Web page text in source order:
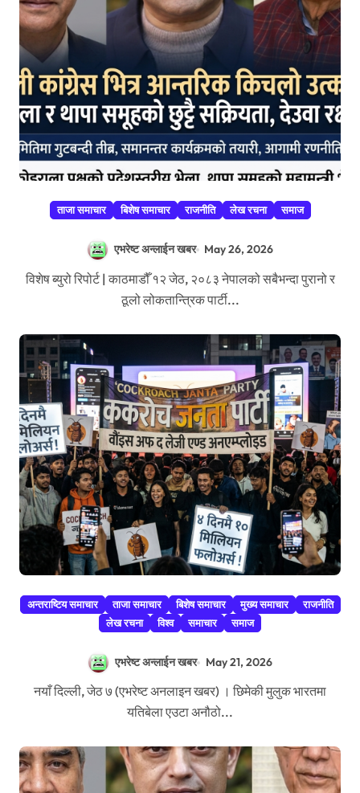
ताजा समाचार बिशेष समाचार राजनीति लेख रचना समाज
एभरेष्ट अन्लाईन खबर May 26, 2026
विशेष ब्युरो रिपोर्ट | काठमाडौँ १२ जेठ, २०८३ नेपालको सबैभन्दा पुरानो र
ठूलो लोकतान्त्रिक पार्टी...
अन्तराष्टिय समाचार ताजा समाचार बिशेष समाचार मुख्य समाचार
राजनीति
लेख रचना
विश्व समाचार समाज
एभरेष्ट अन्लाईन खबर May 21, 2026
नयाँ दिल्ली, जेठ ७ (एभरेष्ट अनलाइन खबर) । छिमेकी मुलुक भारतमा
यतिबेला एउटा अनौठो...